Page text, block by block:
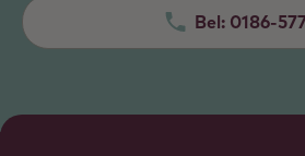
Bel: 0186-